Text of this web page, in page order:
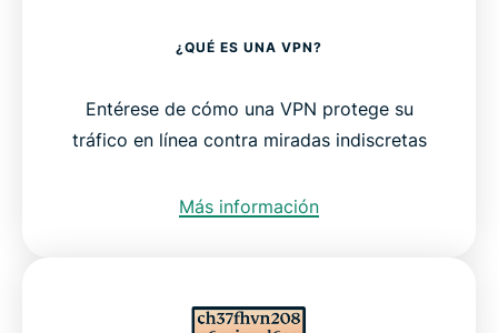
¿QUÉ ES UNA VPN?
Entérese de cómo una VPN protege su
tráfico en línea contra miradas indiscretas
Más información